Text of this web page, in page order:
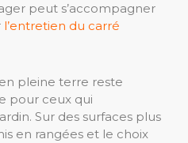
peut s’accompagner
l’entretien du carré
pleine terre reste
pour ceux qui
Sur des surfaces plus
en rangées et le choix